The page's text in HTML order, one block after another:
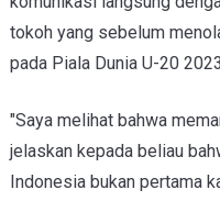
tokoh yang sebelum
pada Piala Dunia U-20
"Saya melihat bahwa
jelaskan kepada beliau
Indonesia bukan pertama